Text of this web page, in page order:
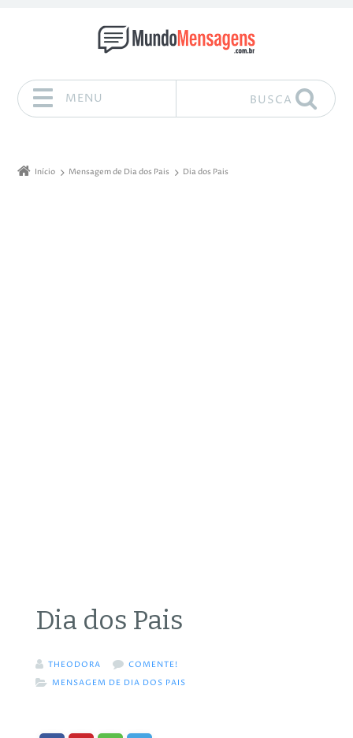
MENU BUSCA
Início Mensagem de Dia dos Pais Dia dos Pais
Dia dos Pais
THEODORA
COMENTE!
MENSAGEM DE DIA DOS PAIS